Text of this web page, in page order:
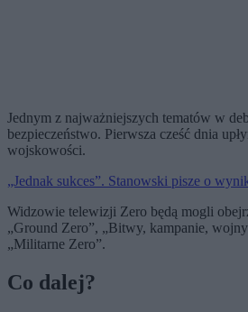
Jednym z najważniejszych tematów w
bezpieczeństwo. Pierwsza cześć dnia
wojskowości.
„Jednak sukces”. Stanowski pisze o
Widzowie telewizji Zero będą mogli
„Ground Zero”, „Bitwy, kampanie,
„Militarne Zero”.
Co dalej?